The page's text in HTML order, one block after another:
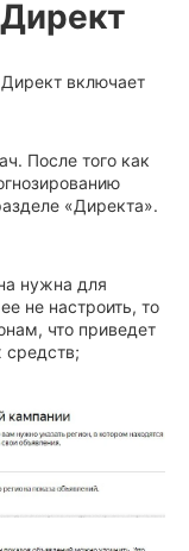
включает
После того как
«Директа».
нужна для
не настроить, то
что приведет